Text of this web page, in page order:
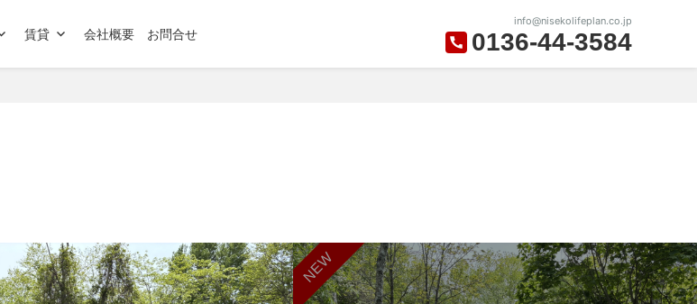
賃貸 会社概要 お問合せ
info@nisekolifeplan.co.jp
0136-44-3584
NEW